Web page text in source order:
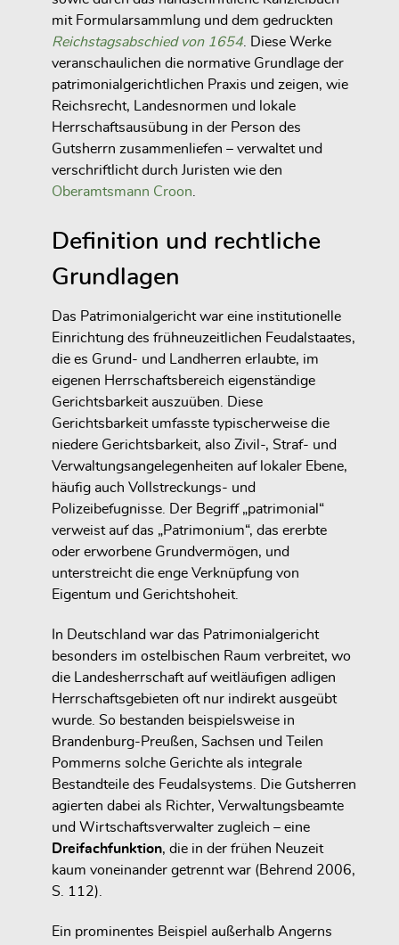
mit Formularsammlung und dem gedruckten
Reichstagsabschied von 1654. Diese Werke
veranschaulichen die normative Grundlage der
patrimonialgerichtlichen Praxis und zeigen, wie
Reichsrecht, Landesnormen und lokale
Herrschaftsausübung in der Person des
Gutsherrn zusammenliefen – verwaltet und
verschriftlicht durch Juristen wie den
Oberamtsmann Croon.
Definition und rechtliche
Grundlagen
Das Patrimonialgericht war eine institutionelle
Einrichtung des frühneuzeitlichen Feudalstaates,
die es Grund- und Landherren erlaubte, im
eigenen Herrschaftsbereich eigenständige
Gerichtsbarkeit auszuüben. Diese
Gerichtsbarkeit umfasste typischerweise die
niedere Gerichtsbarkeit, also Zivil-, Straf- und
Verwaltungsangelegenheiten auf lokaler Ebene,
häufig auch Vollstreckungs- und
Polizeibefugnisse. Der Begriff „patrimonial“
verweist auf das „Patrimonium“, das ererbte
oder erworbene Grundvermögen, und
unterstreicht die enge Verknüpfung von
Eigentum und Gerichtshoheit.
In Deutschland war das Patrimonialgericht
besonders im ostelbischen Raum verbreitet, wo
die Landesherrschaft auf weitläufigen adligen
Herrschaftsgebieten oft nur indirekt ausgeübt
wurde. So bestanden beispielsweise in
Brandenburg-Preußen, Sachsen und Teilen
Pommerns solche Gerichte als integrale
Bestandteile des Feudalsystems. Die Gutsherren
agierten dabei als Richter, Verwaltungsbeamte
und Wirtschaftsverwalter zugleich – eine
Dreifachfunktion, die in der frühen Neuzeit
kaum voneinander getrennt war (Behrend 2006,
S. 112).
Ein prominentes Beispiel außerhalb Angerns